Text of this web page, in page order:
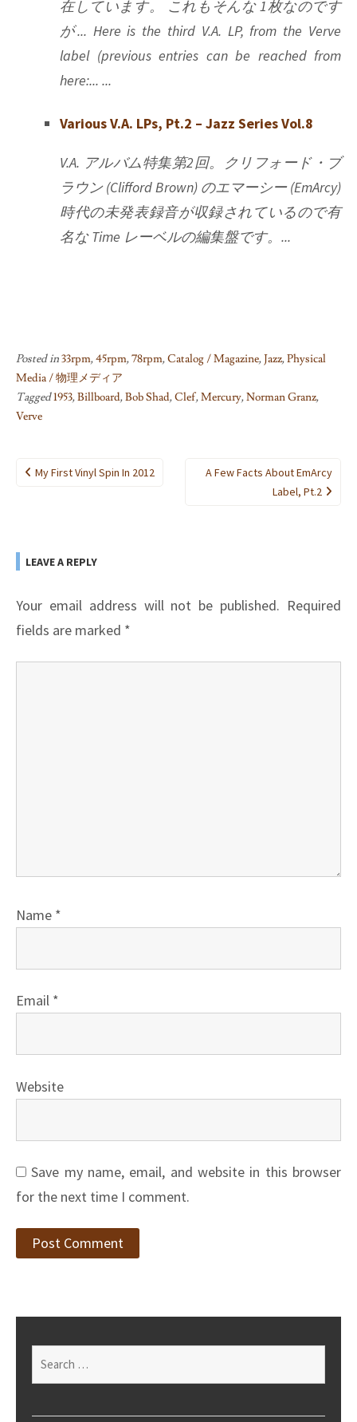
在しています。 これもそんな 1枚なのです
が... Here is the third V.A. LP, from the Verve
label (previous entries can be reached from
here:... ...
Various V.A. LPs, Pt.2 – Jazz Series Vol.8
V.A. アルバム特集第2回。クリフォード・ブ
ラウン (Clifford Brown) のエマーシー (EmArcy)
時代の未発表録音が収録されているので有
名な Time レーベルの編集盤です。...
Posted in33rpm,45rpm,78rpm,Catalog / Magazine,Jazz,Physical
Media / 物理メディア
Tagged1953,Billboard,Bob Shad,Clef,Mercury,Norman Granz,
Verve
Post
My First Vinyl Spin In 2012
A Few Facts About EmArcy
Label, Pt.2
LEAVE A REPLY
Your email address will not be published. Required
fields are marked *
Name *
Email *
Website
Save my name, email, and website in this browser
for the next time I comment.
for: